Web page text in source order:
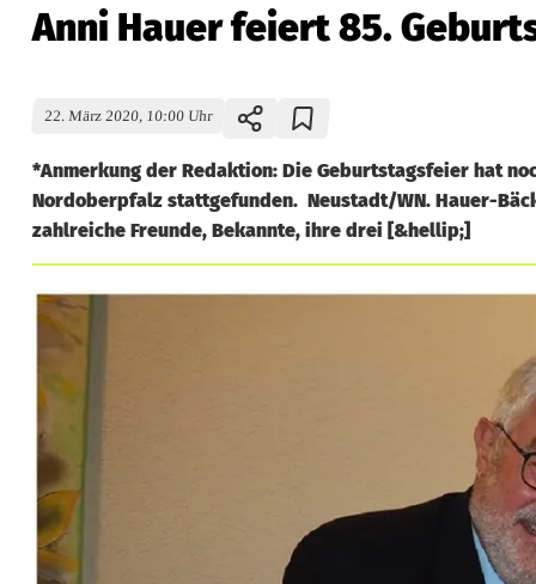
Anni Hauer feiert 85.
22. März 2020, 10:00 Uhr
*Anmerkung der Redaktion: Die Geburtstagsfeier hat
Nordoberpfalz stattgefunden. Neustadt/WN. Hauer-
zahlreiche Freunde, Bekannte, ihre drei [&hellip;]